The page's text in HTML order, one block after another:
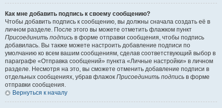
Как мне добавить подпись к своему сообщению?
Чтобы добавить подпись к сообщению, вы должны сначала создать её в
личном разделе. После этого вы можете отметить флажком пункт
Присоединить подпись в форме отправки сообщения, чтобы подпись
добавилась. Вы также можете настроить добавление подписи по
умолчанию ко всем вашим сообщениям, сделав соответствующий выбор в
параграфе «Отправка сообщений» пункта «Личные настройки» в личном
разделе. Несмотря на это, вы сможете отменить добавление подписи в
отдельных сообщениях, убрав флажок Присоединить подпись в форме
отправки сообщения.
Вернуться к началу